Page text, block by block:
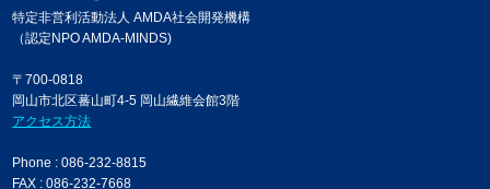
特定非営利活動法人 AMDA社会開発機構
（認定NPO AMDA-MINDS)
〒700-0818
岡山市北区蕃山町4-5 岡山繊維会館3階
アクセス方法
Phone : 086-232-8815
FAX : 086-232-7668